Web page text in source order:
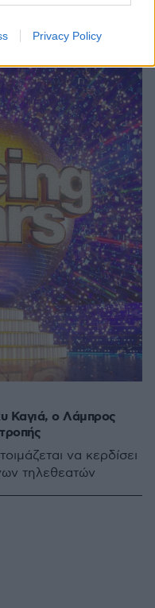
Privacy Policy
Καγιά, ο Λάμπρος
να κερδίσει
τηλεθεατών